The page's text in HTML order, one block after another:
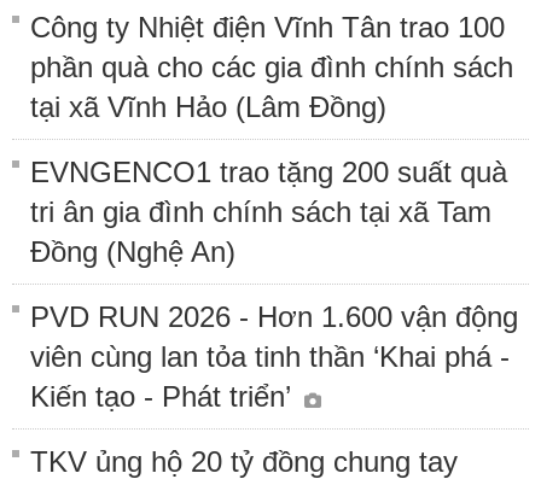
Công ty Nhiệt điện Vĩnh Tân trao 100
phần quà cho các gia đình chính sách
tại xã Vĩnh Hảo (Lâm Đồng)
EVNGENCO1 trao tặng 200 suất quà
tri ân gia đình chính sách tại xã Tam
Đồng (Nghệ An)
PVD RUN 2026 - Hơn 1.600 vận động
viên cùng lan tỏa tinh thần ‘Khai phá -
Kiến tạo - Phát triển’
TKV ủng hộ 20 tỷ đồng chung tay